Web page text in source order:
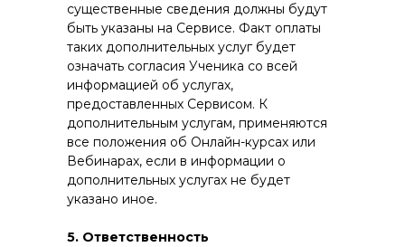
существенные сведения должны будут
быть указаны на Сервисе. Факт оплаты
таких дополнительных услуг будет
означать согласия Ученика со всей
информацией об услугах,
предоставленных Сервисом. К
дополнительным услугам, применяются
все положения об Онлайн-курсах или
Вебинарах, если в информации о
дополнительных услугах не будет
указано иное.
5. Ответственность